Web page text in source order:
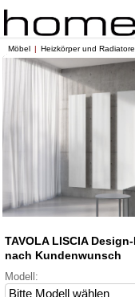
Möbel Heizkörper und
TAVOLA LISCIA
nach Kundenwunsch
Modell: